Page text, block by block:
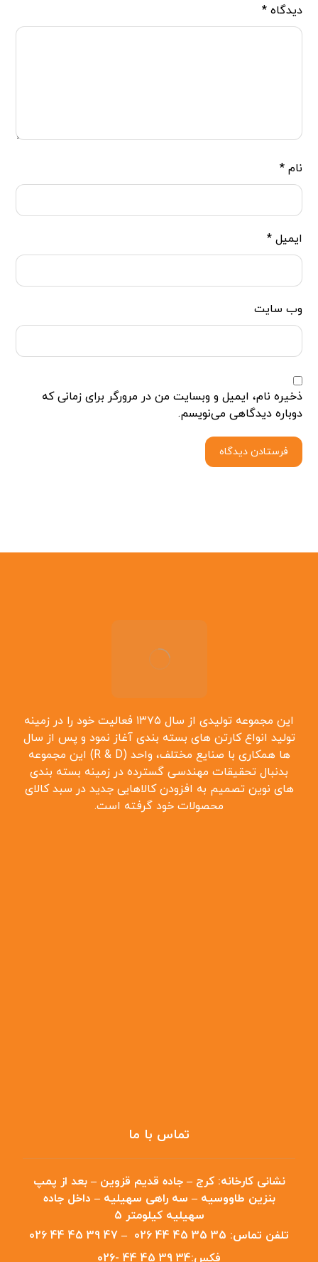
دیدگاه*
نام*
ایمیل*
وب‌ سایت
ذخیره نام، ایمیل و وبسایت من در مرورگر برای زمانی که
دوباره دیدگاهی می‌نویسم.
این مجموعه تولیدی از سال ۱۳۷۵ فعالیت خود را در زمینه
تولید انواع کارتن ‌های بسته بندی آغاز نمود و پس از سال
‌ها همکاری با صنایع مختلف، واحد (R & D) این مجموعه
بدنبال تحقیقات مهندسی گسترده در زمینه بسته بندی
‌های نوین تصمیم به افزودن کالاهایی جدید در سبد کالای
محصولات خود گرفته است.
تماس با ما
نشانی کارخانه:کرج – جاده قدیم قزوین – بعد از پمپ
بنزین طاووسیه – سه راهی سهیلیه – داخل جاده
سهیلیه کیلومتر 5
تلفن تماس: 35 35 45 44 026
–
47 39 45 44 026
فکس:34 39 45 44 -026